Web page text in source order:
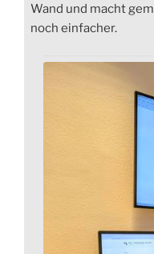
Wand und macht
noch einfacher.